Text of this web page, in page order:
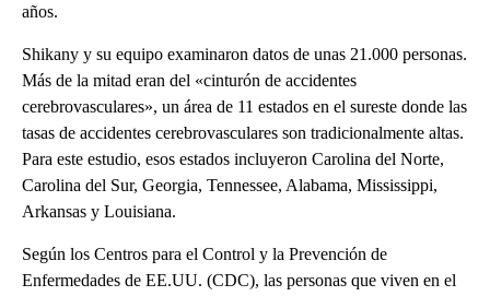
años.
Shikany y su equipo examinaron datos de unas 21.000 personas.
Más de la mitad eran del «cinturón de accidentes
cerebrovasculares», un área de 11 estados en el sureste donde las
tasas de accidentes cerebrovasculares son tradicionalmente altas.
Para este estudio, esos estados incluyeron Carolina del Norte,
Carolina del Sur, Georgia, Tennessee, Alabama, Mississippi,
Arkansas y Louisiana.
Según los Centros para el Control y la Prevención de
Enfermedades de EE.UU. (CDC), las personas que viven en el